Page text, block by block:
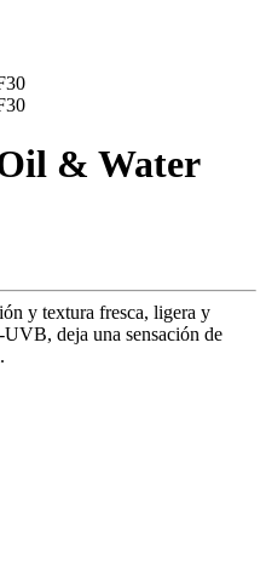
& Water
y textura fresca, ligera y
deja una sensación de